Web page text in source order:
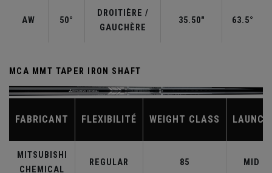
AW 50°
DROITIÈRE /
GAUCHÈRE
35.50" 63.5°
MCA MMT TAPER IRON SHAFT
FABRICANT FLEXIBILITÉ WEIGHT CLASS LAUNCH
MITSUBISHI
CHEMICAL
REGULAR 85 MID